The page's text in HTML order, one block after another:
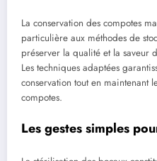
La conservation des compotes
particulière aux méthodes de
préserver la qualité et la saveur
Les techniques adaptées
conservation tout en maintenant
compotes.
Les gestes simples